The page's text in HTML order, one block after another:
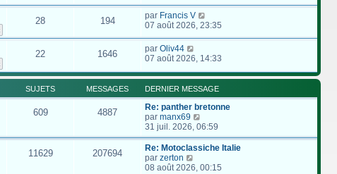
28 194 par Francis V
07 août 2026, 23:35
22 1646 par Oliv44
07 août 2026, 14:33
SUJETS MESSAGES DERNIER MESSAGE
609 4887
Re: panther bretonne
par manx69
o
n
s
l
31 juil. 2026, 06:59
11629 207694
Re: Motoclassiche Italie
par zerton
o
08 août 2026, 00:15